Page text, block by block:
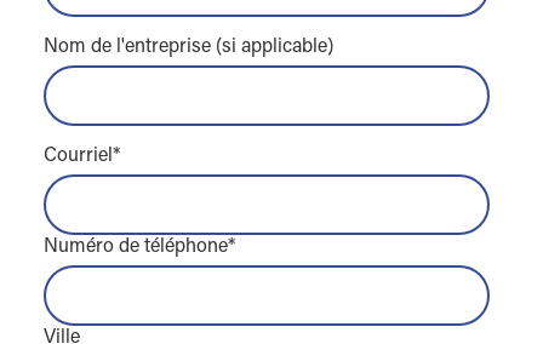
Nom de l'entreprise (si applicable)
Courriel*
Numéro de téléphone*
Ville